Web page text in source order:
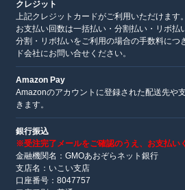
クレジット
上記クレジットカードがご利用いただけます。
お支払い回数は一括払い・分割払い・リボ払
分割・リボ払いをご利用の場合の手数料につ
ド会社にお問い合せください。
Amazon Pay
Amazonのアカウントに登録された配送先や
きます。
銀行振込
※受注完了メールをご確認のうえ、お支払い
金融機関名：GMOあおぞらネット銀行
支店名：いこい支店
口座番号：8047757